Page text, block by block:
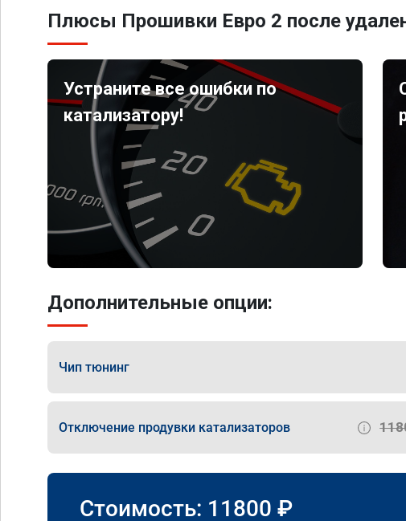
Плюсы Прошивки Евро 2 после
Устраните все ошибки по
катализатору!
Дополнительные опции:
Чип тюнинг
Отключение продувки катализаторов
Стоимость: 11800 ₽